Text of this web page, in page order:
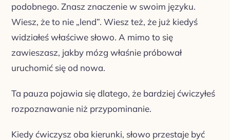
podobnego. Znasz znaczenie w swoim języku.
Wiesz, że to nie „lend”. Wiesz też, że już kiedyś
widziałeś właściwe słowo. A mimo to się
zawieszasz, jakby mózg właśnie próbował
uruchomić się od nowa.
Ta pauza pojawia się dlatego, że bardziej ćwiczyłeś
rozpoznawanie niż przypominanie.
Kiedy ćwiczysz oba kierunki, słowo przestaje być